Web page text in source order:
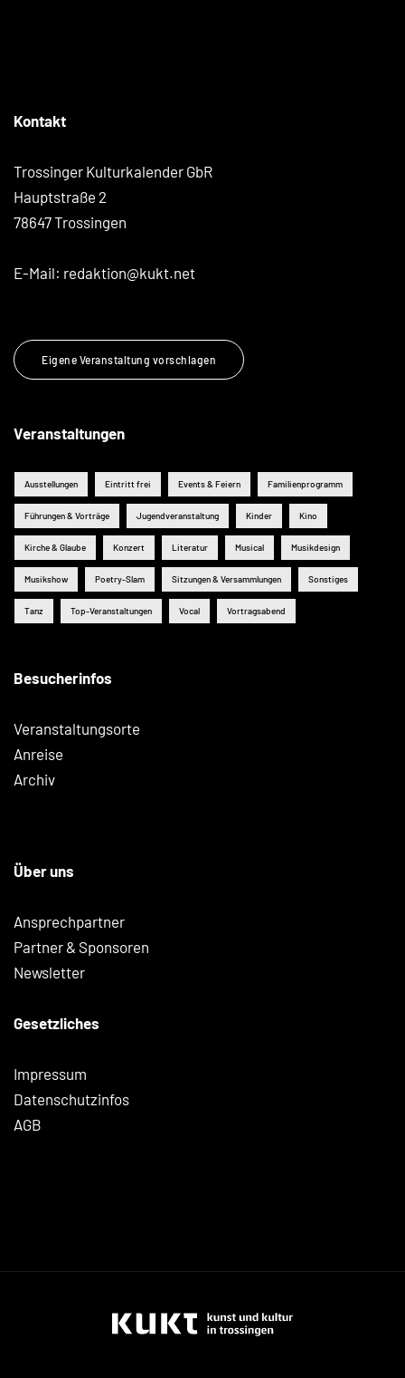
Kontakt
Trossinger Kulturkalender GbR
Hauptstraße 2
78647 Trossingen
E-Mail: redaktion@kukt.net
Eigene Veranstaltung vorschlagen
Veranstaltungen
Ausstellungen Eintritt frei Events & Feiern Familienprogramm
Führungen & Vorträge Jugendveranstaltung Kinder Kino
Kirche & Glaube Konzert Literatur Musical Musikdesign
Musikshow Poetry-Slam Sitzungen & Versammlungen Sonstiges
Tanz Top-Veranstaltungen Vocal Vortragsabend
Besucherinfos
Veranstaltungsorte
Anreise
Archiv
Über uns
Ansprechpartner
Partner & Sponsoren
Newsletter
Gesetzliches
Impressum
Datenschutzinfos
AGB